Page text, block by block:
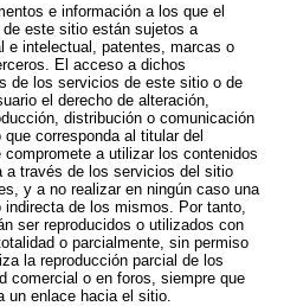
e información a los que el
este sitio están sujetos a
e intelectual, patentes, marcas o
El acceso a dichos
de los servicios de este sitio o de
el derecho de alteración,
distribución o comunicación
corresponda al titular del
a utilizar los contenidos
a través de los servicios del sitio
y a no realizar en ningún caso una
de los mismos. Por tanto,
ser reproducidos o utilizados con
o parcialmente, sin permiso
la reproducción parcial de los
comercial o en foros, siempre que
un enlace hacia el sitio.